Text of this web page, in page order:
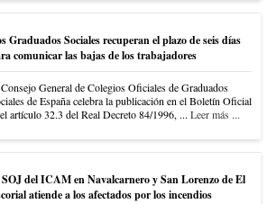
Graduados Sociales recuperan el plazo de seis días
comunicar las bajas de los trabajadores
General de Colegios Oficiales de Graduados
de España celebra la publicación en el Boletín Oficial
artículo 32.3 del Real Decreto 84/1996, ... Leer más ...
del ICAM en Navalcarnero y San Lorenzo de El
atiende a los afectados por los incendios